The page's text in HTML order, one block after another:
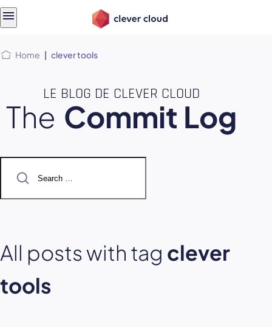
Home | clever tools
LE BLOG DE CLEVER CLOUD
The Commit Log
for:
All posts with tag clever
tools